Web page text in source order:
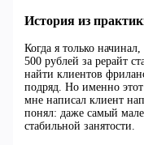
История из
Когда я только
500 рублей за рерайт
найти клиентов
подряд. Но именно
мне написал клиент
понял: даже самый
стабильной занятости.